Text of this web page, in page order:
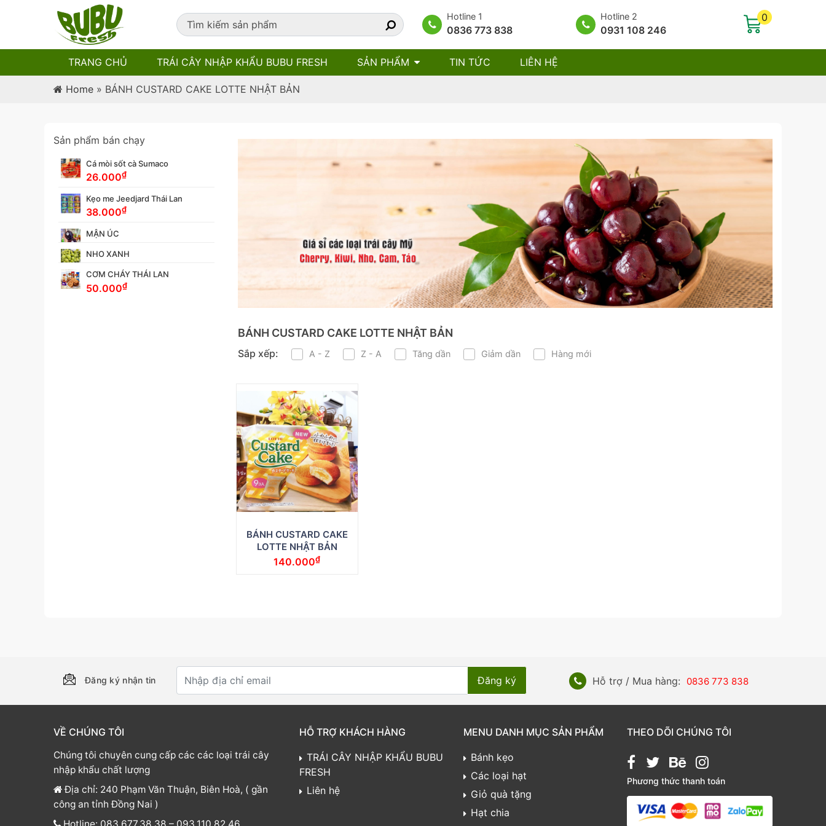
Hotline 1
0836 773 838
Hotline 2
0931 108 246
0
TRANG CHỦ TRÁI CÂY NHẬP KHẨU BUBU FRESH SẢN PHẨM TIN TỨC LIÊN HỆ
Home » BÁNH CUSTARD CAKE LOTTE NHẬT BẢN
Sản phẩm bán chạy
Cá mòi sốt cà Sumaco
26.000₫
Kẹo me Jeedjard Thái Lan
38.000₫
MẬN ÚC
NHO XANH
CƠM CHÁY THÁI LAN
50.000₫
BÁNH CUSTARD CAKE LOTTE NHẬT BẢN
Sắp xếp: A - Z Z - A Tăng dần Giảm dần Hàng mới
BÁNH CUSTARD CAKE
LOTTE NHẬT BẢN
140.000₫
Đăng ký nhận tin Hỗ trợ / Mua hàng: 0836 773 838
VỀ CHÚNG TÔI
Chúng tôi chuyên cung cấp các các loại trái cây
nhập khẩu chất lượng
Địa chỉ: 240 Phạm Văn Thuận, Biên Hoà, ( gần
công an tỉnh Đồng Nai )
HỖ TRỢ KHÁCH HÀNG
TRÁI CÂY NHẬP KHẨU BUBU
FRESH
Liên hệ
MENU DANH MỤC SẢN PHẨM
Bánh kẹo
Các loại hạt
Giỏ quà tặng
Hạt chia
THEO DÕI CHÚNG TÔI
Phương thức thanh toán